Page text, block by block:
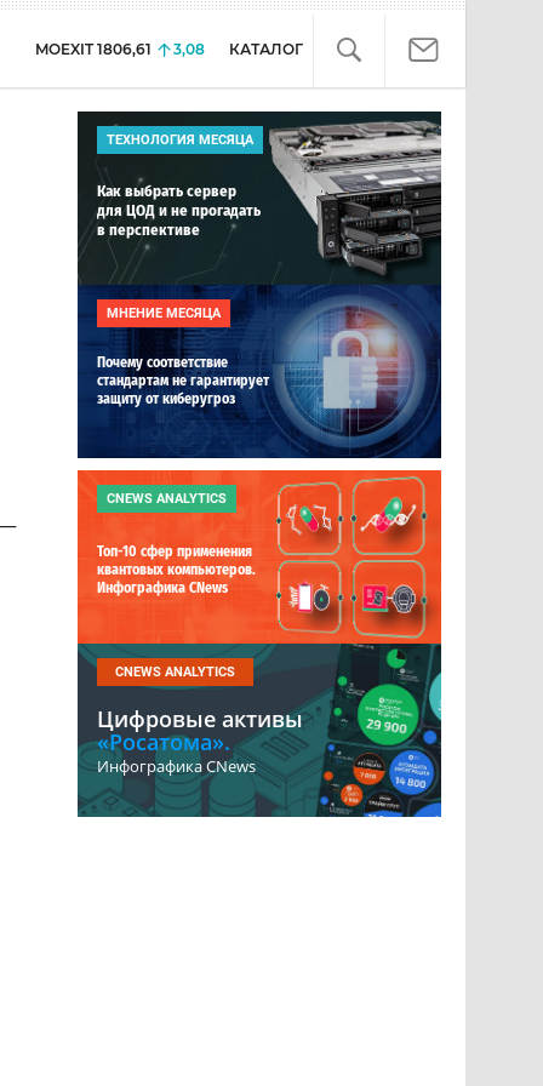
MOEXIT 1806,61 3,08 КАТАЛОГ
—
ТЕХНОЛОГИЯ МЕСЯЦА
Как выбрать сервер
для ЦОД и не прогадать
в перспективе
МНЕНИЕ МЕСЯЦА
Почему соответствие
стандартам не гарантирует
защиту от киберугроз
CNEWS ANALYTICS
Топ-10 сфер применения
квантовых компьютеров.
Инфографика CNews
CNEWS ANALYTICS
Цифровые активы
«Росатома».
Инфографика CNews